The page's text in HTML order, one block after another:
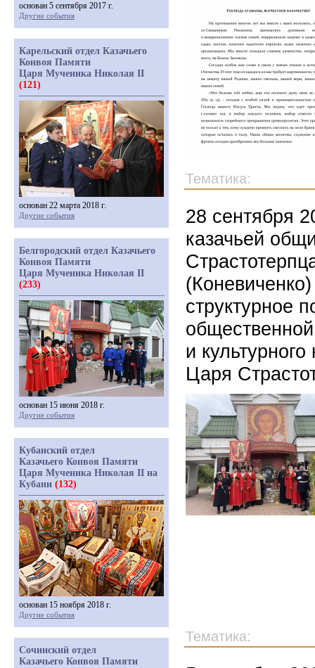
Тематика:
28 сентября
казачьей
структурное
и
Царя
Тематика:
основан 5 сентября 2017 г.
Другие события
Карельский отдел Казачьего
Конвоя Памяти
Царя Мученика Николая II
(121)
основан 22 марта 2018 г.
Другие события
Белгородский отдел Казачьего
Конвоя Памяти
Царя Мученика Николая II
(233)
основан 15 июня 2018 г.
Другие события
Кубанский отдел
Казачьего Конвоя Памяти
Царя Мученика Николая II на
Кубани (132)
основан 15 ноября 2018 г.
Другие события
Сочинский отдел
Казачьего Конвоя Памяти